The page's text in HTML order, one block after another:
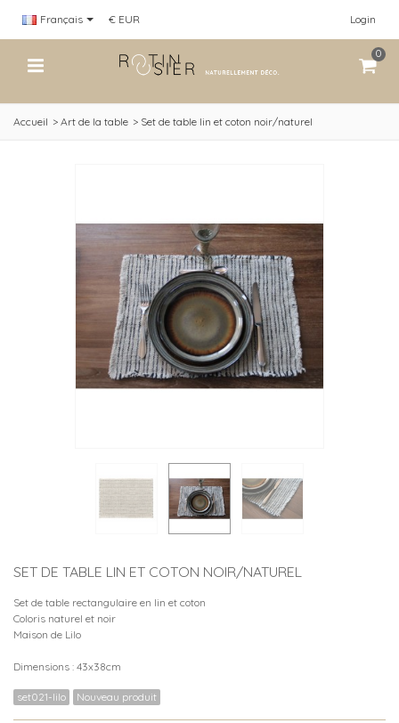
Français Login
€ EUR
0
Accueil > Art de la table > Set de table lin et coton noir/naturel
SET DE TABLE LIN ET COTON NOIR/NATUREL
Set de table rectangulaire en lin et coton
Coloris naturel et noir
Maison de Lilo
Dimensions : 43x38cm
set021-lilo Nouveau produit